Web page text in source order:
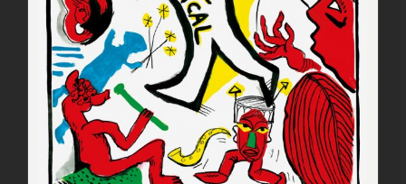
arts
Actualités Hestejada